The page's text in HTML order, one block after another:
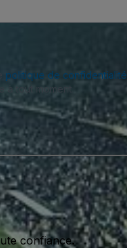
politique de confidentialité
tout moment.
confiance.